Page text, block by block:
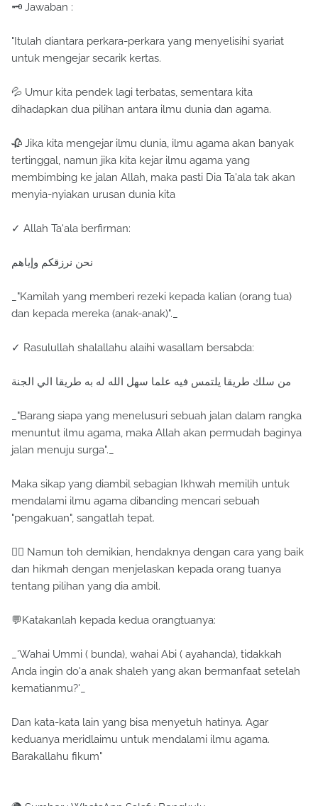
🗝 Jawaban :
"Itulah diantara perkara-perkara yang menyelisihi syariat
untuk mengejar secarik kertas.
💦 Umur kita pendek lagi terbatas, sementara kita
dihadapkan dua pilihan antara ilmu dunia dan agama.
🥀 Jika kita mengejar ilmu dunia, ilmu agama akan banyak
tertinggal, namun jika kita kejar ilmu agama yang
membimbing ke jalan Allah, maka pasti Dia Ta'ala tak akan
menyia-nyiakan urusan dunia kita
✓ Allah Ta'ala berfirman:
نحن نرزقكم وإياهم
_"Kamilah yang memberi rezeki kepada kalian (orang tua)
dan kepada mereka (anak-anak)"._
✓ Rasulullah shalallahu alaihi wasallam bersabda:
من سلك طريقا يلتمس فيه علما سهل الله له به طريقا الي الجنة
_"Barang siapa yang menelusuri sebuah jalan dalam rangka
menuntut ilmu agama, maka Allah akan permudah baginya
jalan menuju surga"._
Maka sikap yang diambil sebagian Ikhwah memilih untuk
mendalami ilmu agama dibanding mencari sebuah
"pengakuan", sangatlah tepat.
👉🏻 Namun toh demikian, hendaknya dengan cara yang baik
dan hikmah dengan menjelaskan kepada orang tuanya
tentang pilihan yang dia ambil.
💬Katakanlah kepada kedua orangtuanya:
_'Wahai Ummi ( bunda), wahai Abi ( ayahanda), tidakkah
Anda ingin do'a anak shaleh yang akan bermanfaat setelah
kematianmu?'_
Dan kata-kata lain yang bisa menyetuh hatinya. Agar
keduanya meridlaimu untuk mendalami ilmu agama.
Barakallahu fikum"